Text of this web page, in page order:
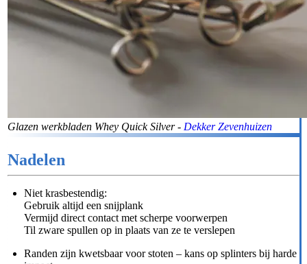
Glazen werkbladen Whey Quick Silver - Dekker Zevenhuizen
Nadelen
Niet krasbestendig:
Gebruik altijd een snijplank
Vermijd direct contact met scherpe voorwerpen
Til zware spullen op in plaats van ze te verslepen
Randen zijn kwetsbaar voor stoten – kans op splinters bij harde